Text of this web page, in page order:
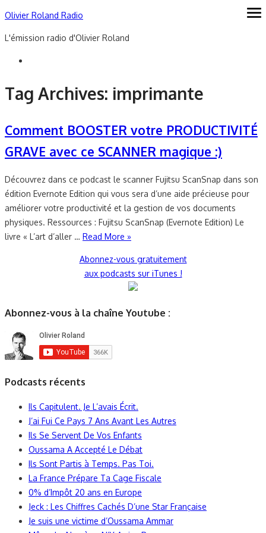
Skip
content
Olivier Roland Radio
L'émission radio d'Olivier Roland
Tag Archives: imprimante
Comment BOOSTER votre PRODUCTIVITÉ
GRAVE avec ce SCANNER magique :)
Découvrez dans ce podcast le scanner Fujitsu ScanSnap dans son
édition Evernote Edition qui vous sera d’une aide précieuse pour
améliorer votre productivité et la gestion de vos documents
physiques. Ressources : Fujitsu ScanSnap (Evernote Edition) Le
livre « L’art d’aller … Read More »
Abonnez-vous gratuitement
aux podcasts sur iTunes !
Abonnez-vous à la chaîne Youtube :
Podcasts récents
Ils Capitulent. Je L’avais Écrit.
J’ai Fui Ce Pays 7 Ans Avant Les Autres
Ils Se Servent De Vos Enfants
Oussama A Accepté Le Débat
Ils Sont Partis à Temps. Pas Toi.
La France Prépare Ta Cage Fiscale
0% d’Impôt 20 ans en Europe
Jeck : Les Chiffres Cachés D’une Star Française
Je suis une victime d’Oussama Ammar